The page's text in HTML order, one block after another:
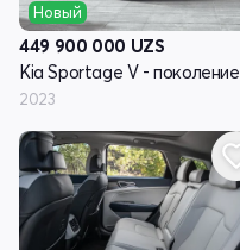
Новый
449 900 000 UZS
Kia Sportage V - поколение
2023